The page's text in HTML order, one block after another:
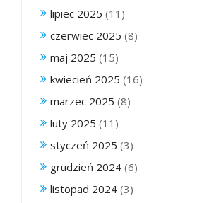
lipiec 2025 (11)
czerwiec 2025 (8)
maj 2025 (15)
kwiecień 2025 (16)
marzec 2025 (8)
luty 2025 (11)
styczeń 2025 (3)
grudzień 2024 (6)
listopad 2024 (3)